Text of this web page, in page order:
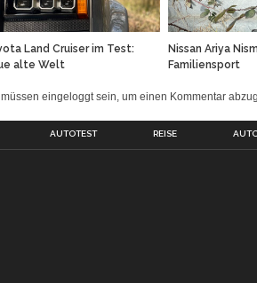
Land Cruiser im Test:
alte Welt
Nissan Ariya
Familiensport
eingeloggt sein, um einen Kommentar
AUTOTEST REISE